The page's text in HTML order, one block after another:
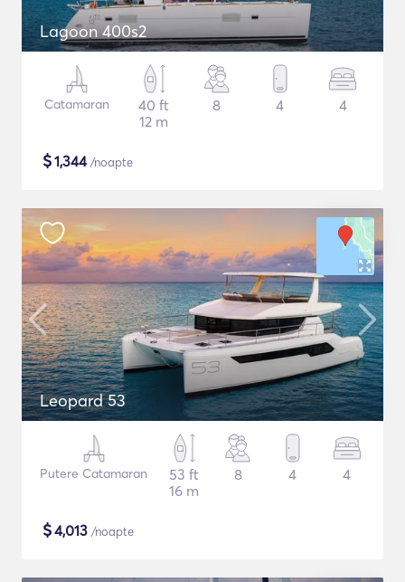
Lagoon 400s2
Catamaran
40 ft
12 m
8 4 4
$1,344/noapte
Leopard 53
Putere Catamaran
53 ft
16 m
8 4 4
$4,013 /noapte